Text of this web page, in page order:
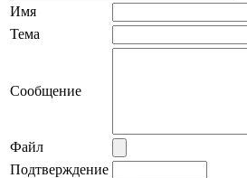
Имя
Тема
Сообщение
Файл
Подтверждение